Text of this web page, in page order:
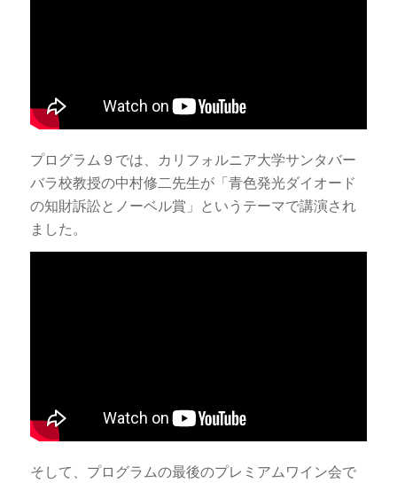
プログラム９では、カリフォルニア大学サンタバー
バラ校教授の中村修二先生が「青色発光ダイオード
の知財訴訟とノーベル賞」というテーマで講演され
ました。
そして、プログラムの最後のプレミアムワイン会で